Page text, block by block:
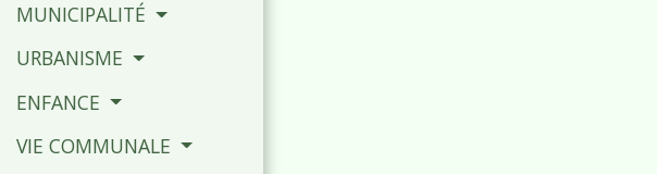
MUNICIPALITÉ
URBANISME
ENFANCE
VIE COMMUNALE